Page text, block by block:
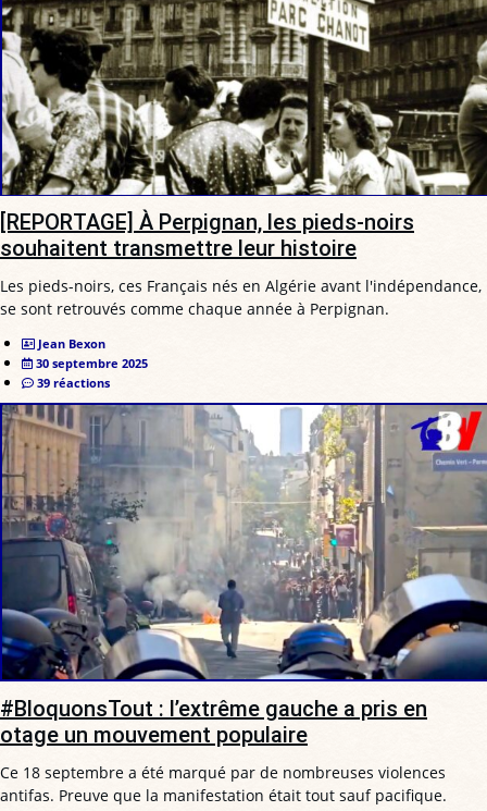
[REPORTAGE] À Perpignan, les pieds-noirs
souhaitent transmettre leur histoire
Les pieds-noirs, ces Français nés en Algérie avant l'indépendance,
se sont retrouvés comme chaque année à Perpignan.
Jean Bexon
30 septembre 2025
39 réactions
#BloquonsTout : l’extrême gauche a pris en
otage un mouvement populaire
Ce 18 septembre a été marqué par de nombreuses violences
antifas. Preuve que la manifestation était tout sauf pacifique.